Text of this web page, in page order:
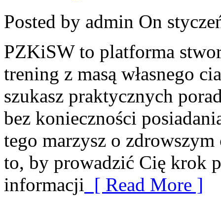
Posted by admin On
PZKiSW to platforma
trening z masą własnego
szukasz praktycznych
bez konieczności
tego marzysz o
to, by prowadzić Cię krok
informacji [ Read More ]